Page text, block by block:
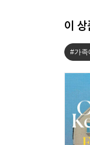
이
#가족